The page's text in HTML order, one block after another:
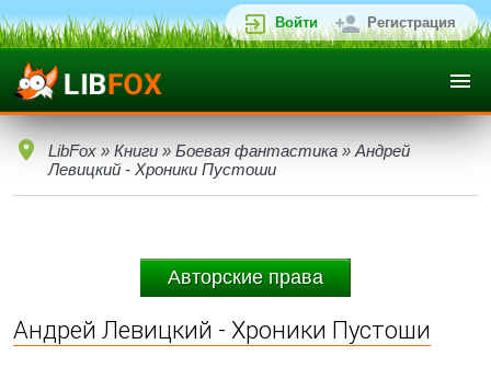
Войти Регистрация
LibFox » Книги » Боевая фантастика » Андрей
Левицкий - Хроники Пустоши
Авторские права
Андрей Левицкий - Хроники Пустоши